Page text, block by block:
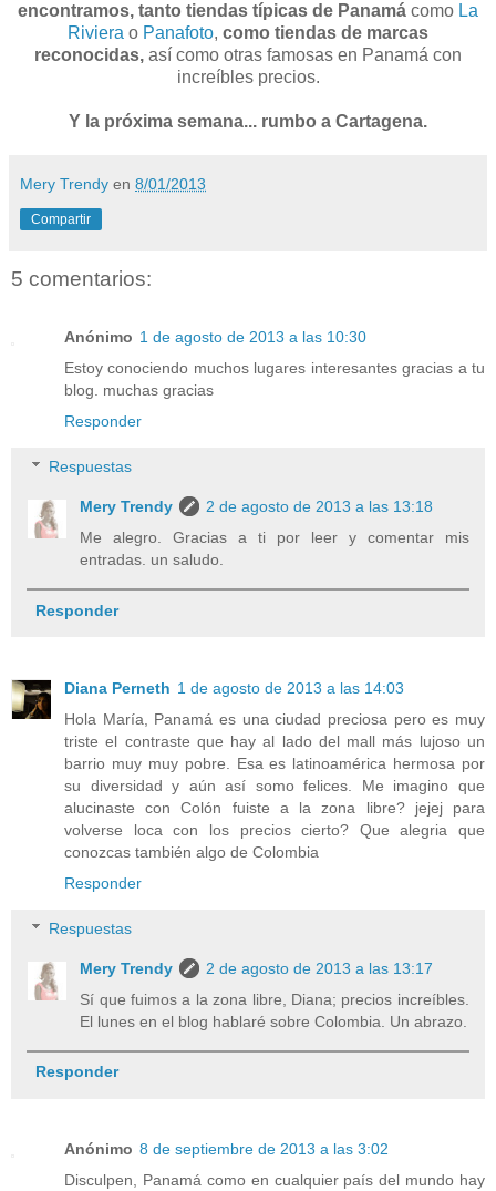
encontramos, tanto tiendas típicas de Panamá como La
Riviera o Panafoto, como tiendas de marcas
reconocidas, así como otras famosas en Panamá con
increíbles precios.
Y la próxima semana... rumbo a Cartagena.
Mery Trendy en 8/01/2013
Compartir
5 comentarios:
Anónimo 1 de agosto de 2013 a las 10:30
Estoy conociendo muchos lugares interesantes gracias a tu
blog. muchas gracias
Responder
Respuestas
Mery Trendy
2 de agosto de 2013 a las 13:18
Me alegro. Gracias a ti por leer y comentar mis
entradas. un saludo.
Responder
Diana Perneth 1 de agosto de 2013 a las 14:03
Hola María, Panamá es una ciudad preciosa pero es muy
triste el contraste que hay al lado del mall más lujoso un
barrio muy muy pobre. Esa es latinoamérica hermosa por
su diversidad y aún así somo felices. Me imagino que
alucinaste con Colón fuiste a la zona libre? jejej para
volverse loca con los precios cierto? Que alegria que
conozcas también algo de Colombia
Responder
Respuestas
Mery Trendy
2 de agosto de 2013 a las 13:17
Sí que fuimos a la zona libre, Diana; precios increíbles.
El lunes en el blog hablaré sobre Colombia. Un abrazo.
Responder
Anónimo 8 de septiembre de 2013 a las 3:02
Disculpen, Panamá como en cualquier país del mundo hay